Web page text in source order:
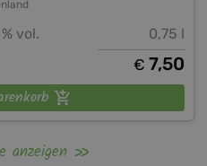
vol. 0,75 l
€ 7,50
anzeigen